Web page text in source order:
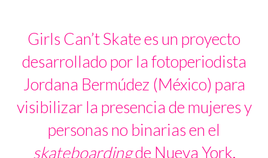
Girls Can’t Skate es un proyecto
desarrollado por la fotoperiodista
Jordana Bermúdez (México) para
visibilizar la presencia de mujeres y
personas no binarias en el
skateboardingde Nueva York.